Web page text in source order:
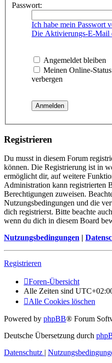
Passwort:
Ich habe mein Passwort
Die Aktivierungs-E-Mail
Angemeldet bleiben
Meinen Online-
verbergen
Registrieren
Du musst in diesem Forum
können. Die Registrierung ist in
ermöglicht dir, auf weitere
Administration kann registrierten
Berechtigungen zuweisen.
Nutzungsbedingungen und die
dich registrierst. Bitte beachte
wenn du dich in diesem Board
Nutzungsbedingungen |
Registrieren
Foren-Übersicht
Alle Zeiten sind
Alle Cookies löschen
Powered by phpBB® Forum
Deutsche Übersetzung durch
Datenschutz |